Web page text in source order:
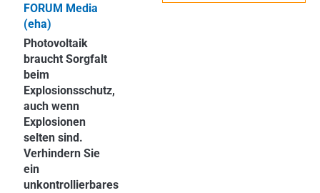
FORUM Media
(eha)
Photovoltaik
braucht Sorgfalt
beim
Explosionsschutz,
auch wenn
Explosionen
selten sind.
Verhindern Sie
ein
unkontrollierbares